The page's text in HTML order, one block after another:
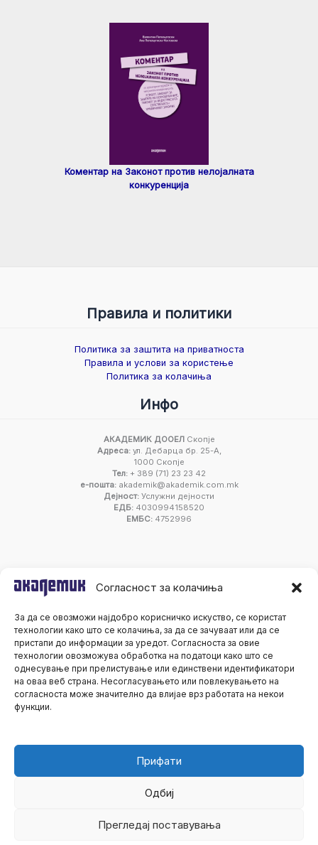
Согласност за колачиња
За да се овозможи најдобро корисничко искуство, се користат
технологии како што се колачиња, за да се зачуваат или да се
пристапи до информации за уредот. Согласноста за овие
технологии овозможува обработка на податоци како што се
однесување при прелистување или единствени идентификатори
на оваа веб страна. Несогласувањето или повлекувањето на
согласноста може значително да влијае врз работата на некои
функции.
Прифати
Одбиј
Прегледај поставувања
Коментар на Законот против нелојалната
конкуренција
Правила и политики
Политика за заштита на приватноста
Правила и услови за користење
Политика за колачиња
Инфо
АКАДЕМИК ДООЕЛСкопје
Адреса:ул. Дебарца бр. 25-А,
1000 Скопје
Тел: + 389 (71) 23 23 42
е-пошта:akademik@akademik.com.mk
Дејност: Услужни дејности
ЕДБ: 4030994158520
ЕМБС: 4752996